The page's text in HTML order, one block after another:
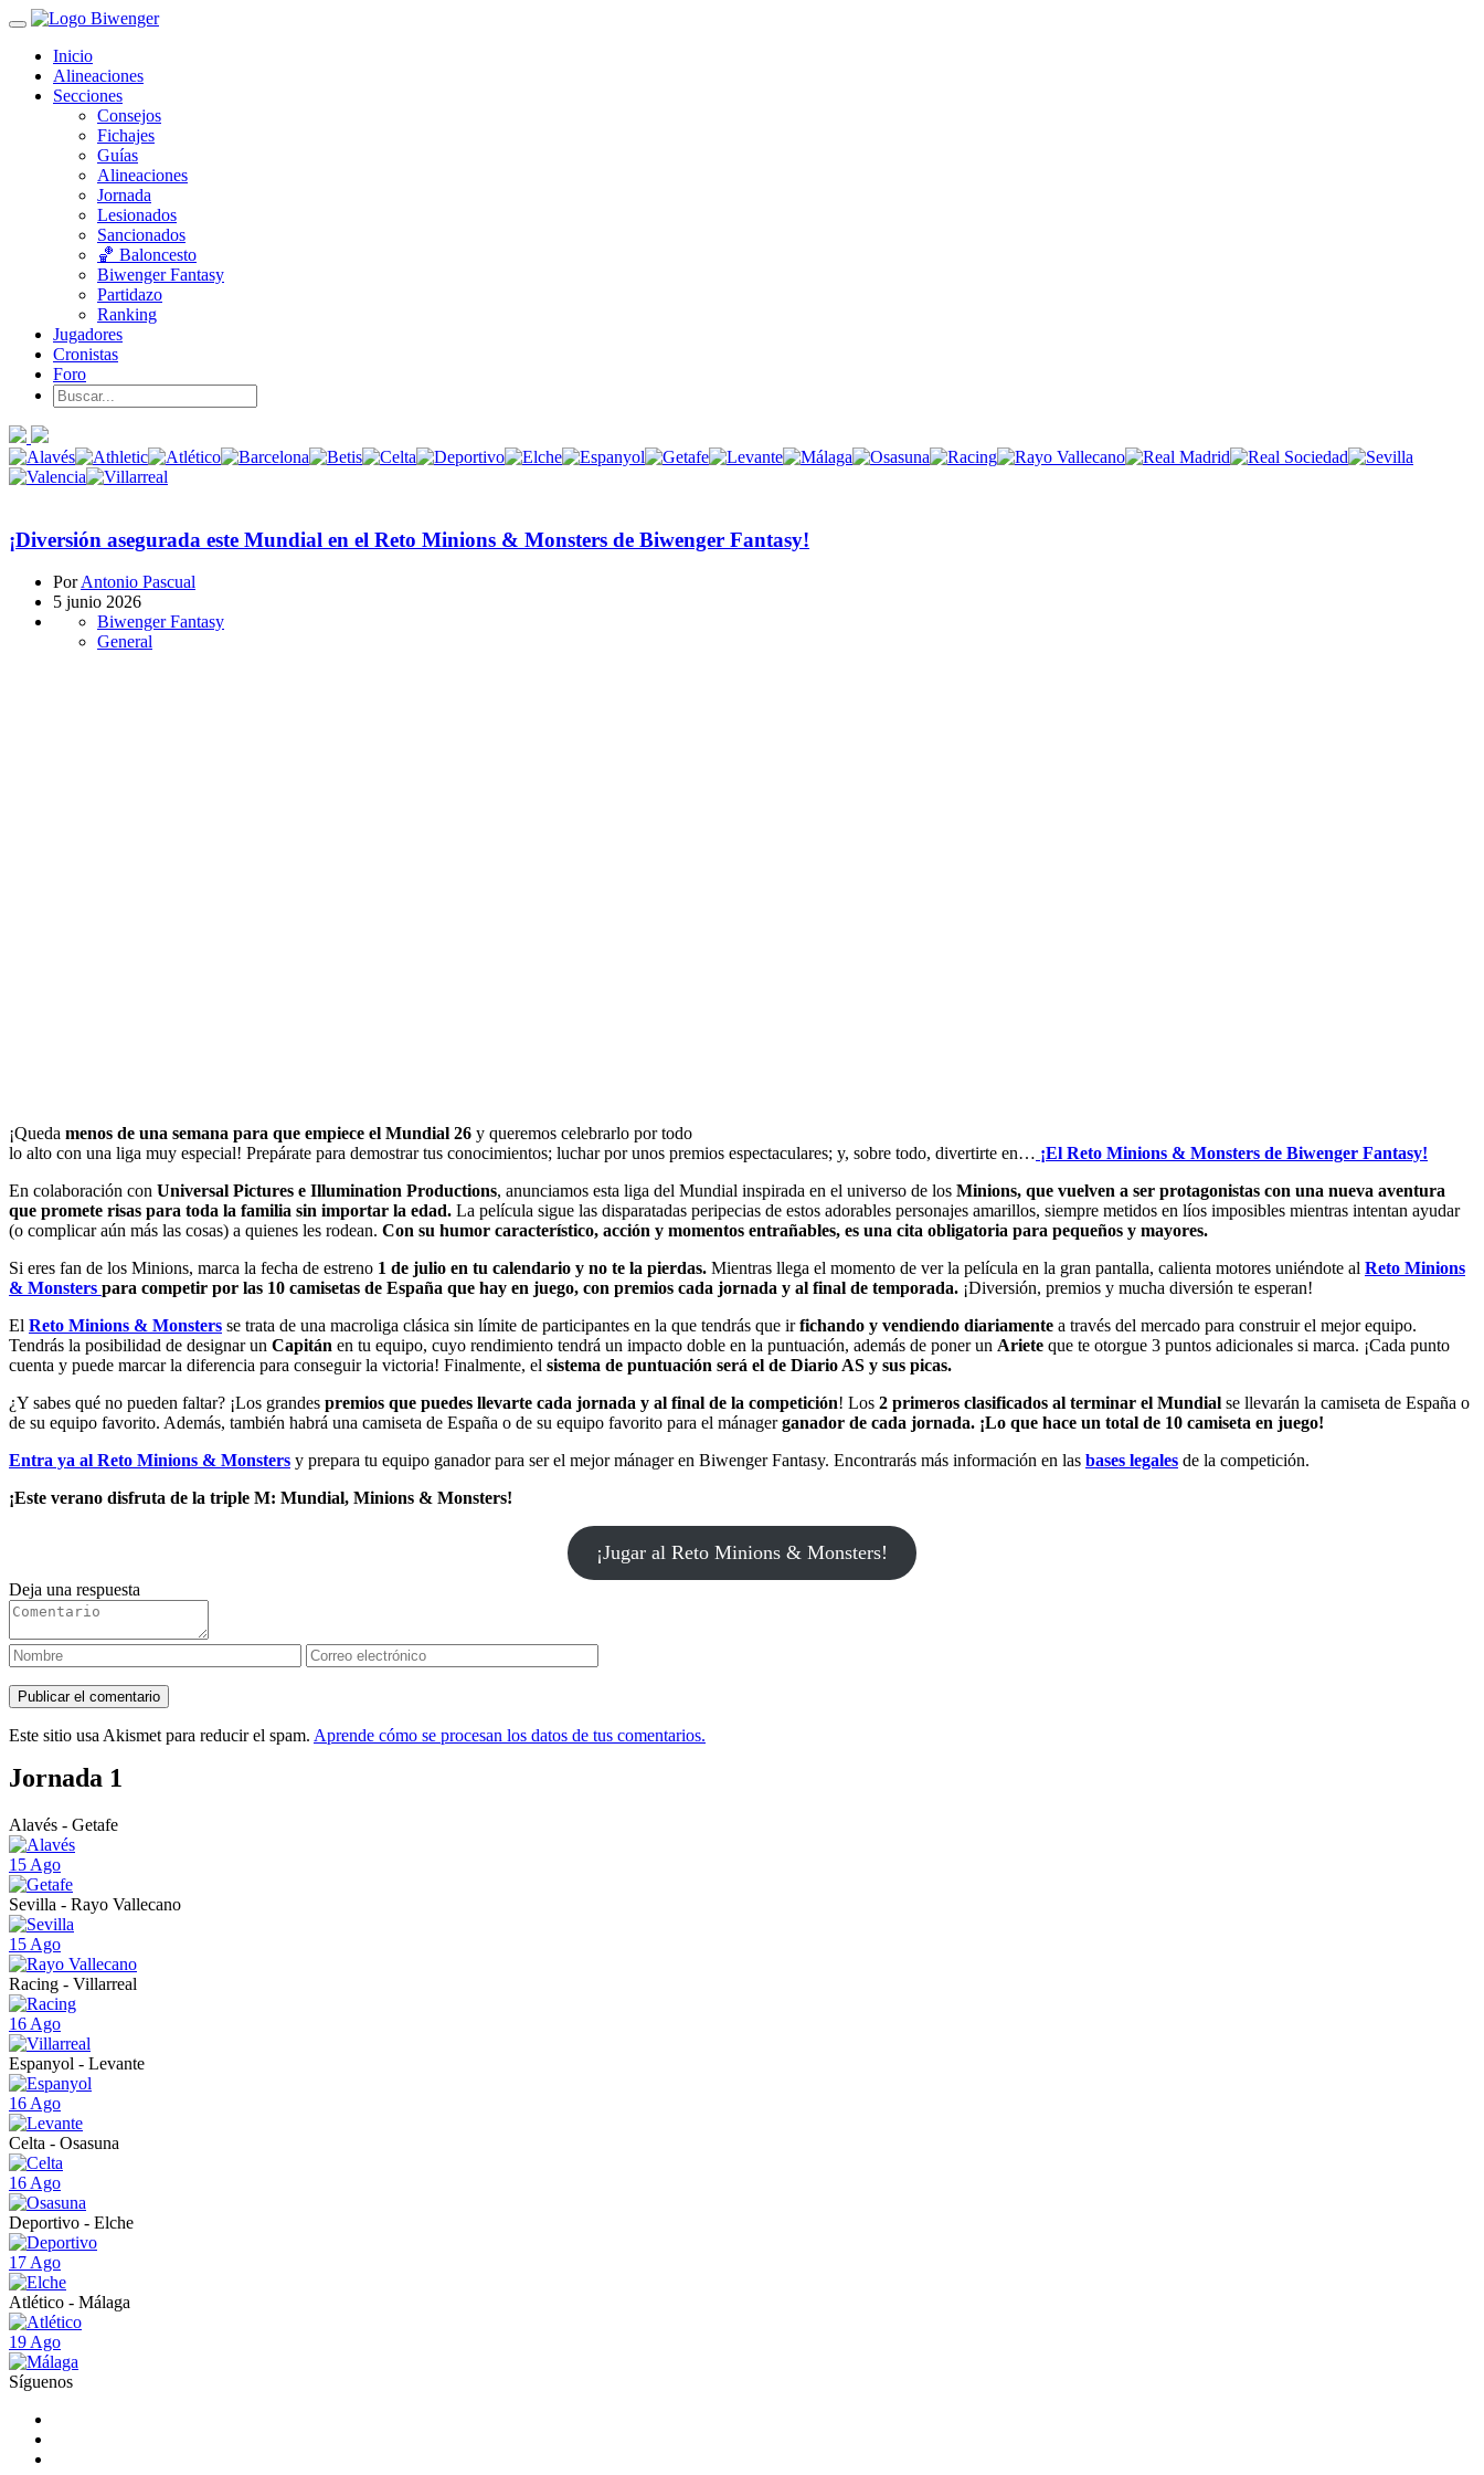
Inicio
Alineaciones
Secciones
Consejos
Fichajes
Guías
Alineaciones
Jornada
Lesionados
Sancionados
🏀 Baloncesto
Biwenger Fantasy
Partidazo
Ranking
Jugadores
Cronistas
Foro
¡Diversión asegurada este Mundial en el Reto Minions & Monsters de Biwenger Fantasy!
PorAntonio Pascual
5 junio 2026
Biwenger Fantasy
General
¡Queda menos de una semana para que empiece el Mundial 26 y queremos celebrarlo por todo
lo alto con una liga muy especial! Prepárate para demostrar tus conocimientos; luchar por unos premios espectaculares; y, sobre todo, divertirte en… ¡El Reto Minions & Monsters de Biwenger Fantasy!
En colaboración con Universal Pictures e Illumination Productions, anunciamos esta liga del Mundial inspirada en el universo de los Minions, que vuelven a ser protagonistas con una nueva aventura
que promete risas para toda la familia sin importar la edad. La película sigue las disparatadas peripecias de estos adorables personajes amarillos, siempre metidos en líos imposibles mientras intentan ayudar
(o complicar aún más las cosas) a quienes les rodean. Con su humor característico, acción y momentos entrañables, es una cita obligatoria para pequeños y mayores.
Si eres fan de los Minions, marca la fecha de estreno 1 de julio en tu calendario y no te la pierdas. Mientras llega el momento de ver la película en la gran pantalla, calienta motores uniéndote al Reto Minions
& Monsters para competir por las 10 camisetas de España que hay en juego, con premios cada jornada y al final de temporada. ¡Diversión, premios y mucha diversión te esperan!
El Reto Minions & Monsters se trata de una macroliga clásica sin límite de participantes en la que tendrás que irfichando y vendiendo diariamente a través del mercado para construir el mejor equipo.
Tendrás la posibilidad de designar un Capitán en tu equipo, cuyo rendimiento tendrá un impacto doble en la puntuación, además de poner un Ariete que te otorgue 3 puntos adicionales si marca. ¡Cada punto
cuenta y puede marcar la diferencia para conseguir la victoria! Finalmente, el sistema de puntuación será el de Diario AS y sus picas.
¿Y sabes qué no pueden faltar? ¡Los grandes premios que puedes llevarte cada jornada y al final de la competición! Los 2 primeros clasificados al terminar el Mundial se llevarán la camiseta de España o
de su equipo favorito. Además, también habrá una camiseta de España o de su equipo favorito para el mánagerganador de cada jornada. ¡Lo que hace un total de 10 camiseta en juego!
Entra ya al Reto Minions & Monsters y prepara tu equipo ganador para ser el mejor mánager en Biwenger Fantasy. Encontrarás más información en las bases legales de la competición.
¡Este verano disfruta de la triple M: Mundial, Minions & Monsters!
¡Jugar al Reto Minions & Monsters!
Deja una respuesta
Este sitio usa Akismet para reducir el spam. Aprende cómo se procesan los datos de tus comentarios.
Jornada 1
Alavés - Getafe
15 Ago
Sevilla - Rayo Vallecano
15 Ago
Racing - Villarreal
16 Ago
Espanyol - Levante
16 Ago
Celta - Osasuna
16 Ago
Deportivo - Elche
17 Ago
Atlético - Málaga
19 Ago
Síguenos